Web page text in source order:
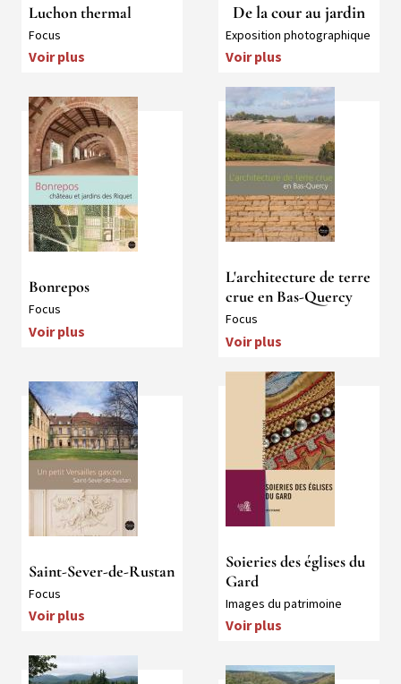
Luchon thermal
Collection
Focus
Voir plus
De la cour au jardin
Collection
Exposition photographique
Voir plus
Média
Bonrepos
Collection
Focus
Voir plus
Média
L'architecture de terre
crue en Bas-Quercy
Collection
Focus
Voir plus
Média
Saint-Sever-de-Rustan
Collection
Focus
Voir plus
Soieries des églises du
Gard
Collection
Images du patrimoine
Voir plus
Média
Média